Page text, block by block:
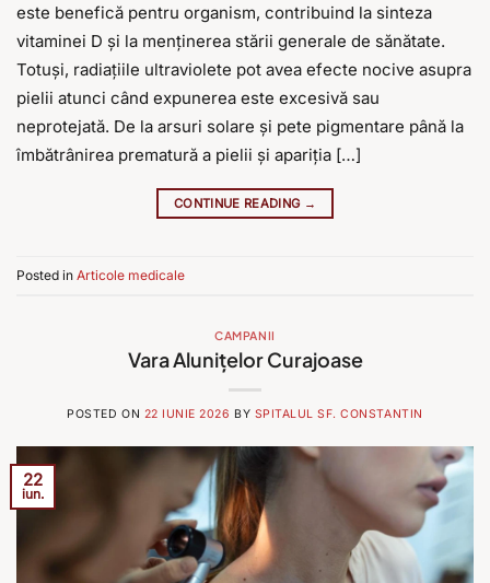
este benefică pentru organism, contribuind la sinteza
vitaminei D și la menținerea stării generale de sănătate.
Totuși, radiațiile ultraviolete pot avea efecte nocive asupra
pielii atunci când expunerea este excesivă sau
neprotejată. De la arsuri solare și pete pigmentare până la
îmbătrânirea prematură a pielii și apariția […]
CONTINUE READING →
Posted in Articole medicale
CAMPANII
Vara Alunițelor Curajoase
POSTED ON 22 IUNIE 2026 BY SPITALUL SF. CONSTANTIN
22
iun.